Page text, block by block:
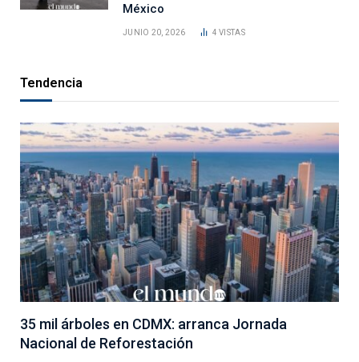
México
JUNIO 20, 2026 4VISTAS
Tendencia
35 mil árboles en CDMX: arranca Jornada
Nacional de Reforestación